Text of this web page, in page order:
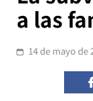
a las
14 de mayo de